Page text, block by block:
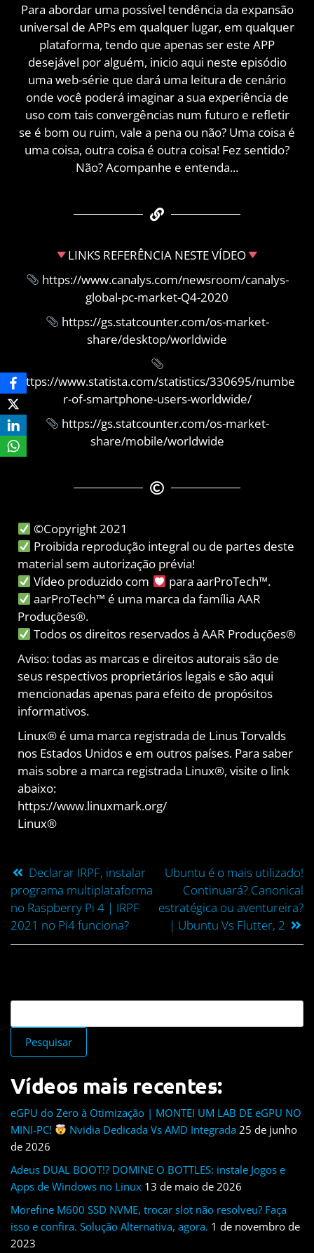
Para abordar uma possível tendência da expansão
universal de APPs em qualquer lugar, em qualquer
plataforma, tendo que apenas ser este APP
desejável por alguém, inicio aqui neste episódio
uma web-série que dará uma leitura de cenário
onde você poderá imaginar a sua experiência de
uso com tais convergências num futuro e refletir
se é bom ou ruim, vale a pena ou não? Uma coisa é
uma coisa, outra coisa é outra coisa! Fez sentido?
Não? Acompanhe e entenda...
LINKS REFERÊNCIA NESTE VÍDEO
https://www.canalys.com/newsroom/canalys-
global-pc-market-Q4-2020
https://gs.statcounter.com/os-market-
share/desktop/worldwide
https://www.statista.com/statistics/330695/numbe
r-of-smartphone-users-worldwide/
https://gs.statcounter.com/os-market-
share/mobile/worldwide
©Copyright 2021
Proibida reprodução integral ou de partes deste
material sem autorização prévia!
Vídeo produzido com
para aarProTech™.
aarProTech™ é uma marca da família AAR
Produções®.
Todos os direitos reservados à AAR Produções®
Aviso: todas as marcas e direitos autorais são de
seus respectivos proprietários legais e são aqui
mencionadas apenas para efeito de propósitos
informativos.
Linux® é uma marca registrada de Linus Torvalds
nos Estados Unidos e em outros países. Para saber
mais sobre a marca registrada Linux®, visite o link
abaixo:
https://www.linuxmark.org/​
Linux®
Declarar IRPF, instalar
programa multiplataforma
no Raspberry Pi 4 | IRPF
2021 no Pi4 funciona?
Ubuntu é o mais utilizado!
Continuará? Canonical
estratégica ou aventureira?
| Ubuntu Vs Flutter, 2
Pesquisar
Vídeos mais recentes:
eGPU do Zero à Otimização | MONTEI UM LAB DE eGPU NO
MINI-PC!
Nvidia Dedicada Vs AMD Integrada 25 de junho
de 2026
Adeus DUAL BOOT!? DOMINE O BOTTLES: instale Jogos e
Apps de Windows no Linux 13 de maio de 2026
Morefine M600 SSD NVME, trocar slot não resolveu? Faça
isso e confira. Solução Alternativa, agora. 1 de novembro de
2023